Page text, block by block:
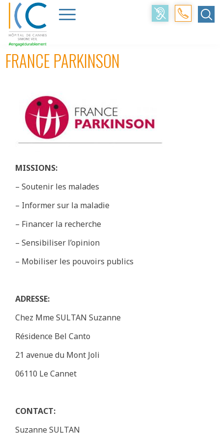
Accueil > Patients
Les associations partenaires
associations > FRANCE PARKINSON
FRANCE PARKINSON
MISSIONS:
– Soutenir les malades
– Informer sur la maladie
– Financer la recherche
– Sensibiliser l’opinion
– Mobiliser les pouvoirs publics
ADRESSE:
Chez Mme SULTAN Suzanne
Résidence Bel Canto
21 avenue du Mont Joli
06110 Le Cannet
CONTACT:
Suzanne SULTAN